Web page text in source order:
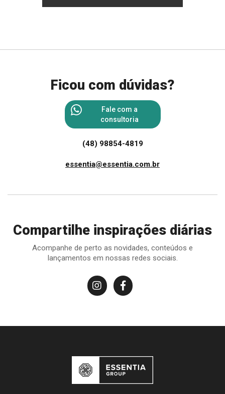
Ficou com dúvidas?
Fale com a
consultoria
(48) 98854-4819
essentia@essentia.com.br
Compartilhe inspirações diárias
Acompanhe de perto as novidades, conteúdos e
lançamentos em nossas redes sociais.